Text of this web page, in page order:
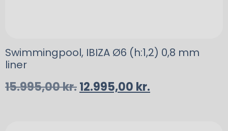
Swimmingpool, IBIZA Ø6 (h:1,2) 0,8 mm
liner
15.995,00kr.12.995,00 kr.